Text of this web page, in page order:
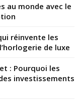
au monde avec le
réinvente les
de luxe
: Pourquoi les
investissements